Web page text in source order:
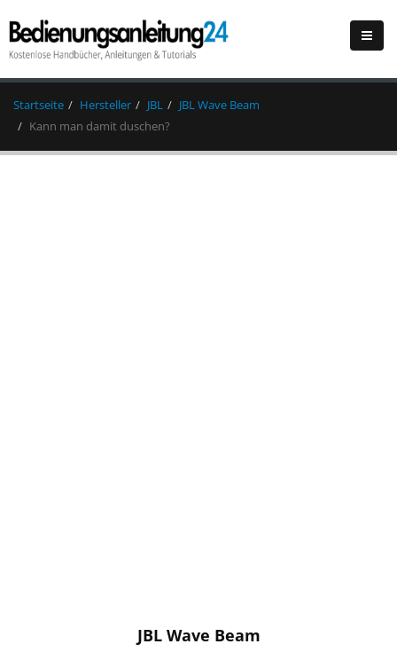
Startseite Hersteller JBL
JBL Wave Beam
Kann man damit duschen?
JBL Wave Beam